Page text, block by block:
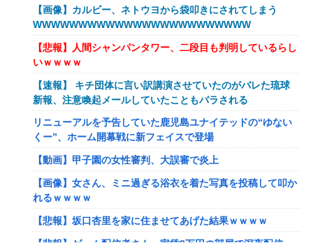
「FF10の名シーン」←思い浮かべたもの
【ｗ】物凄くカワイイ子猫の取っ組み合い！
【悲報】オーケストラ演奏家「ゲーム音楽をやらないと儲か
らなくなった。本当にイライラする😡」
【艦これ】でもイベントのたびに思うんだ 空母機動部隊っ
てクソだわ！
【艦これ】ひみつの通り道 他
【艦これ】ナマケモノアガノウサギ 他
【艦これ】競泳水着いんのかよ
日産e-power、無給油で1980km走行しギネス記録を達成！
→山頂から下ってるだけでした…
イーロン・マスク「中国のロボットはデタラメで遠隔操作し
【画像】カルビー、ネトウヨから袋叩きにされてしまう
WWWWWWWWWWWWWWWWWWWWWWWW
【悲報】人間シャンパンタワー、二段目も判明しているらし
いｗｗｗｗ
【速報】 キチ団体に言い訳講演させていたのがバレた琉球
新報、注意喚起メールしていたこともバラされる
リニューアルを予告していた鹿児島ユナイテッドの“ゆない
くー”、ホーム開幕戦に新フェイスで登場
【動画】甲子園の女性審判、大誤審で炎上
【画像】女さん、ミニ過ぎる浴衣を着た写真を投稿して叩か
れるｗｗｗｗ
【悲報】坂口杏里を家に住ませてあげた結果ｗｗｗｗ
【悲報】ゲーム配信者さん、家賃8万円の部屋で深夜配信→